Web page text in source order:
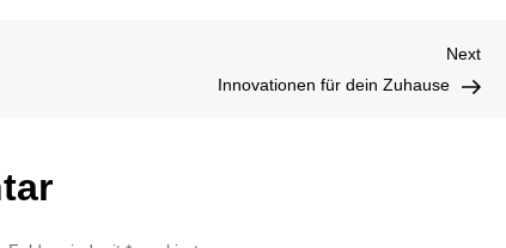
Next
Post
Next
Innovationen für dein Zuhause